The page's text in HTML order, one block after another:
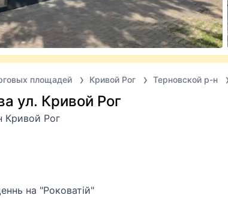
площадей Кривой Рог Терновской р-н
ул. Кривой Рог
Кривой Рог
на "Роковатій"